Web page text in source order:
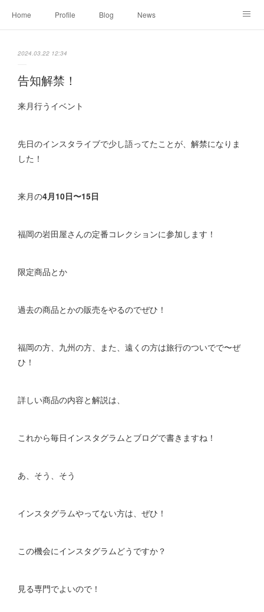
Home Profile Blog News
2024.03.22 12:34
告知解禁！
来月行うイベント
先日のインスタライブで少し語ってたことが、解禁になりま
した！
来月の4月10日〜15日
福岡の岩田屋さんの定番コレクションに参加します！
限定商品とか
過去の商品とかの販売をやるのでぜひ！
福岡の方、九州の方、また、遠くの方は旅行のついでで〜ぜ
ひ！
詳しい商品の内容と解説は、
これから毎日インスタグラムとブログで書きますね！
あ、そう、そう
インスタグラムやってない方は、ぜひ！
この機会にインスタグラムどうですか？
見る専門でよいので！